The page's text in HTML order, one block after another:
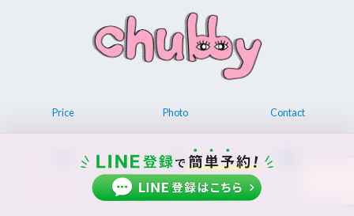
Price Photo Contact
© 2026 Permanent make up chubby.